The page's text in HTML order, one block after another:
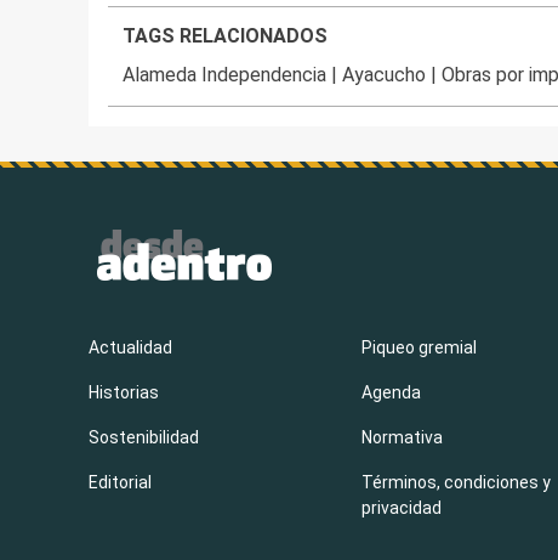
TAGS RELACIONADOS
Alameda Independencia |Ayacucho |Obras por
Actualidad
Historias
Sostenibilidad
Editorial
Piqueo gremial
Agenda
Normativa
Términos, condiciones y
privacidad